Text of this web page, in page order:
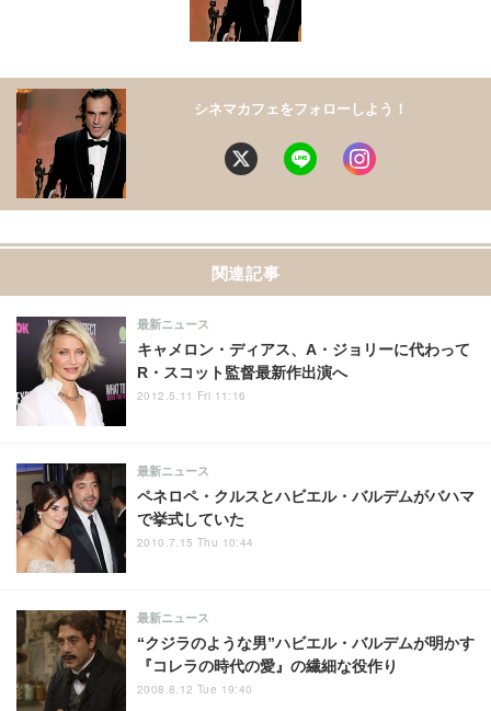
シネマカフェをフォローしよう！
関連記事
キャメロン・ディアス、A・ジョリーに代わって
R・スコット監督最新作出演へ
最新ニュース
2012.5.11 Fri 11:16
ペネロペ・クルスとハビエル・バルデムがバハマ
で挙式していた
最新ニュース
2010.7.15 Thu 10:44
“クジラのような男”ハビエル・バルデムが明かす
『コレラの時代の愛』の繊細な役作り
最新ニュース
2008.8.12 Tue 19:40